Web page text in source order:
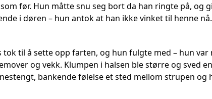
før. Hun måtte snu seg bort da han ringte på,
i døren – hun antok at han ikke vinket til henne nå.
tok til å sette opp farten, og hun fulgte med – hun
og vekk. Klumpen i halsen ble større og sved
bankende følelse et sted mellom strupen og